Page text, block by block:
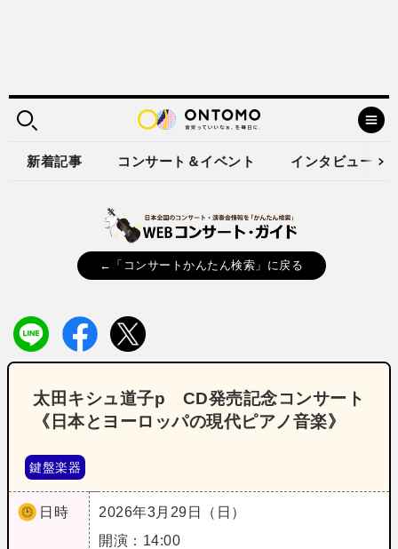
新着記事 コンサート＆イベント インタビュー
←「コンサートかんたん検索」に戻る
太田キシュ道子p CD発売記念コンサート
《日本とヨーロッパの現代ピアノ音楽》
鍵盤楽器
日時
2026年3月29日（日）
開演：14:00